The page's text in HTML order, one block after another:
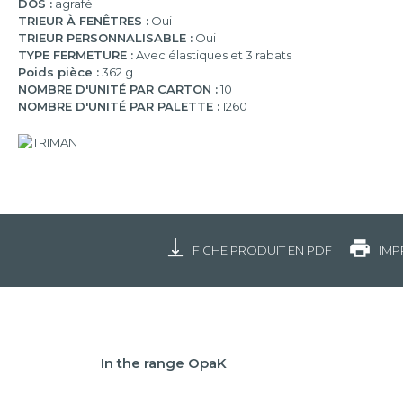
DOS : agrafé
TRIEUR À FENÊTRES : Oui
TRIEUR PERSONNALISABLE : Oui
TYPE FERMETURE :Avec élastiques et 3 rabats
Poids pièce :362 g
NOMBRE D'UNITÉ PAR CARTON :10
NOMBRE D'UNITÉ PAR PALETTE :1260
FICHE PRODUIT EN PDF
In the range OpaK